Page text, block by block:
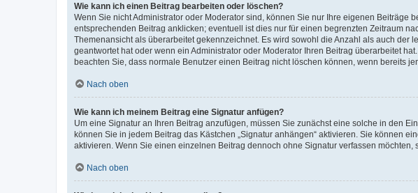
Wie kann ich einen Beitrag bearbeiten oder löschen?
Wenn Sie nicht Administrator oder Moderator sind, können Sie nur Ihre eigenen Beiträge
entsprechenden Beitrag anklicken; eventuell ist dies nur für einen begrenzten Zeitraum
Themenansicht als überarbeitet gekennzeichnet. Es wird sowohl die Anzahl als auch
geantwortet hat oder wenn ein Administrator oder Moderator Ihren Beitrag überarbeitet
beachten Sie, dass normale Benutzer einen Beitrag nicht löschen können, wenn bereits
Nach oben
Wie kann ich meinem Beitrag eine Signatur anfügen?
Um eine Signatur an Ihren Beitrag anzufügen, müssen Sie zunächst eine solche in den
können Sie in jedem Beitrag das Kästchen „Signatur anhängen“ aktivieren. Sie können
aktivieren. Wenn Sie einen einzelnen Beitrag dennoch ohne Signatur verfassen
Nach oben